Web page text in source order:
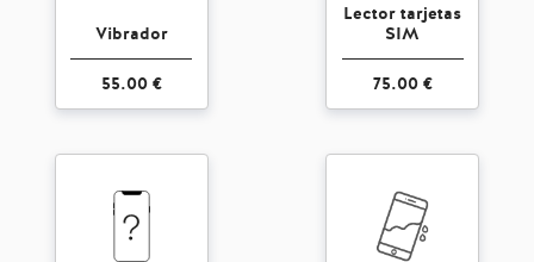
Vibrador
55.00 €
Lector tarjetas
SIM
75.00 €